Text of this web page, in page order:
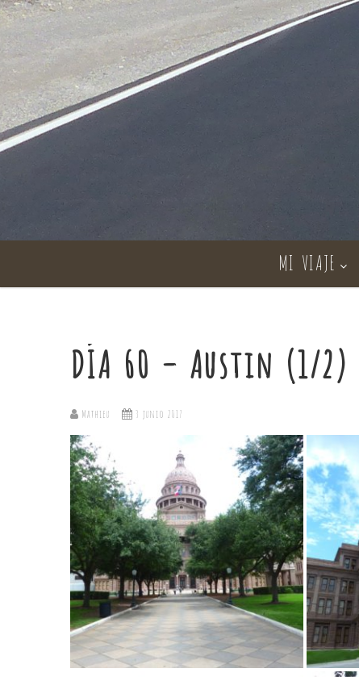
MI VIAJE
DÍA 60 – Austin (1/2)
Mathieu 3 junio 2017